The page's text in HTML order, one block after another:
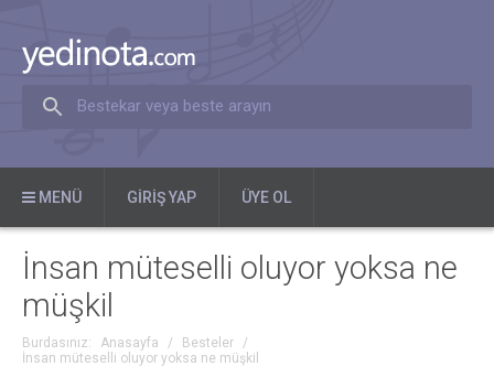
Bestekar veya beste arayın
MENÜ GIRIŞ YAP ÜYE OL
İnsan müteselli oluyor yoksa ne
müşkil
Burdasınız: Anasayfa / Besteler
/
İnsan müteselli oluyor yoksa ne müşkil